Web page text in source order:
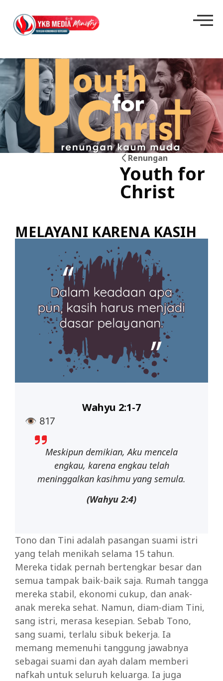
Renungan
Youth for
Christ
MELAYANI KARENA KASIH
👁 817
Wahyu 2:1-7
Meskipun demikian, Aku mencela
engkau, karena engkau telah
meninggalkan kasihmu yang semula.
(Wahyu 2:4)
Tono dan Tini adalah pasangan suami istri
yang telah menikah selama 15 tahun.
Mereka tidak pernah bertengkar besar dan
semua tampak baik-baik saja. Rumah tangga
mereka stabil, ekonomi cukup, dan anak-
anak mereka sehat. Namun, diam-diam Tini,
sang istri, merasa kesepian. Sebab Tono,
sang suami, terlalu sibuk bekerja. Ia
memang memenuhi tanggung jawabnya
sebagai suami dan ayah dalam memberi
nafkah untuk seluruh keluarga. Ia juga